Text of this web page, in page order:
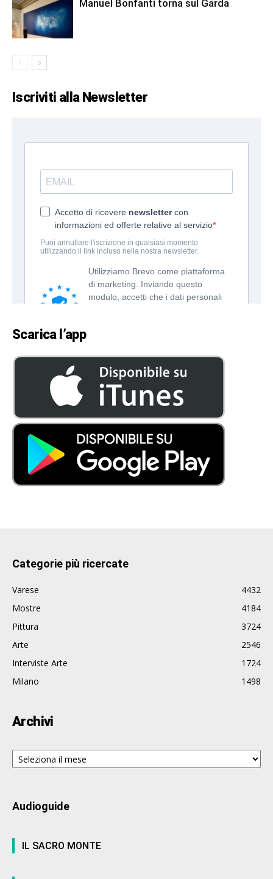
Manuel Bonfanti torna sul Garda
Iscriviti alla Newsletter
Scarica l’app
Categorie più ricercate
Varese
4432
Mostre
4184
Pittura
3724
Arte
2546
Interviste Arte
1724
Milano
1498
Archivi
Archivi
Audioguide
IL SACRO MONTE